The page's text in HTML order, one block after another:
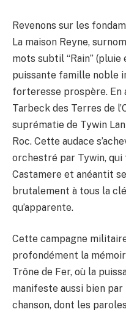
Revenons sur les
La maison Reyne,
mots subtil “Rain” (pluie
puissante famille noble
forteresse prospère. En
Tarbeck des Terres de
suprématie de Tywin
Roc. Cette audace
orchestré par Tywin,
Castamere et anéantit
brutalement à tous la
qu’apparente.
Cette campagne
profondément la
Trône de Fer, où la
manifeste aussi bien par
chanson, dont les